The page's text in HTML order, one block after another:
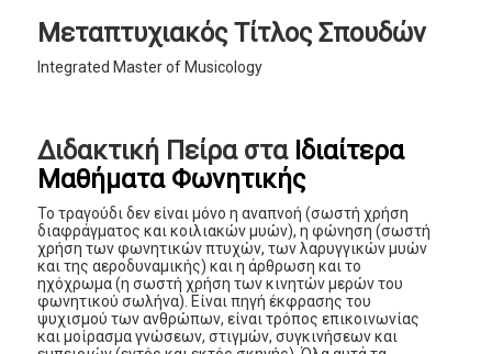
Μεταπτυχιακός Τίτλος Σπουδών
Integrated Master of Musicology
Διδακτική Πείρα στα Ιδιαίτερα
Μαθήματα Φωνητικής
Το τραγούδι δεν είναι μόνο η αναπνοή (σωστή χρήση
διαφράγματος και κοιλιακών μυών), η φώνηση (σωστή
χρήση των φωνητικών πτυχών, των λαρυγγικών μυών
και της αεροδυναμικής) και η άρθρωση και το
ηχόχρωμα (η σωστή χρήση των κινητών μερών του
φωνητικού σωλήνα). Είναι πηγή έκφρασης του
ψυχισμού των ανθρώπων, είναι τρόπος επικοινωνίας
και μοίρασμα γνώσεων, στιγμών, συγκινήσεων και